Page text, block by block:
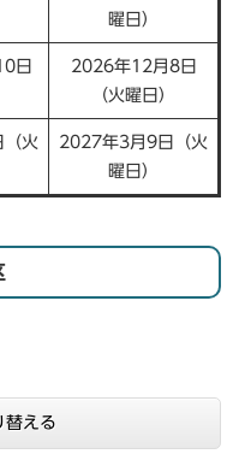
曜日）
日
2026年12月8日
（火曜日）
火
2027年3月9日（火
曜日）
替える